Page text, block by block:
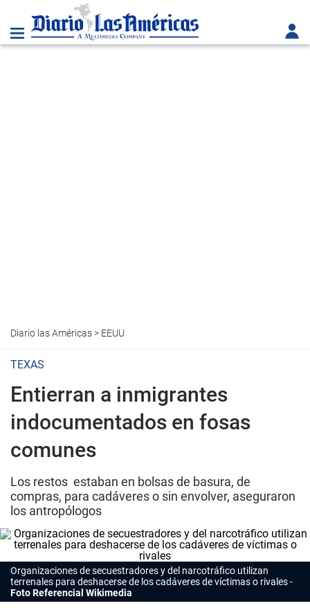
Diario las Américas> EEUU
TEXAS
Entierran a inmigrantes
indocumentados en fosas
comunes
Los restos estaban en bolsas de basura, de
compras, para cadáveres o sin envolver, aseguraron
los antropólogos
Organizaciones de secuestradores y del narcotráfico utilizan
terrenales para deshacerse de los cadáveres de víctimas o rivales
Foto Referencial Wikimedia